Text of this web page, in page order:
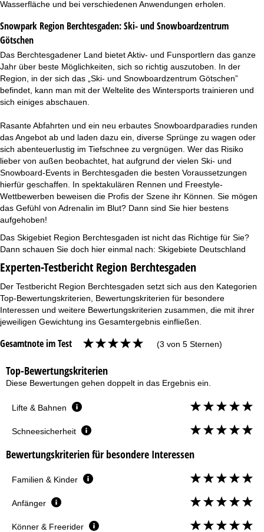
Wasserfläche und bei verschiedenen Anwendungen erholen.
Snowpark Region Berchtesgaden:Ski- und Snowboardzentrum
Götschen
Das Berchtesgadener Land bietet Aktiv- und Funsportlern das ganze
Jahr über beste Möglichkeiten, sich so richtig auszutoben. In der
Region, in der sich das „Ski- und Snowboardzentrum Götschen”
befindet, kann man mit der Weltelite des Wintersports trainieren und
sich einiges abschauen.
Rasante Abfahrten und ein neu erbautes Snowboardparadies runden
das Angebot ab und laden dazu ein, diverse Sprünge zu wagen oder
sich abenteuerlustig im Tiefschnee zu vergnügen. Wer das Risiko
lieber von außen beobachtet, hat aufgrund der vielen Ski- und
Snowboard-Events in Berchtesgaden die besten Voraussetzungen
hierfür geschaffen. In spektakulären Rennen und Freestyle-
Wettbewerben beweisen die Profis der Szene ihr Können. Sie mögen
das Gefühl von Adrenalin im Blut? Dann sind Sie hier bestens
aufgehoben!
Das Skigebiet Region Berchtesgaden ist nicht das Richtige für Sie?
Dann schauen Sie doch hier einmal nach: Skigebiete Deutschland
Experten-Testbericht Region Berchtesgaden
Der Testbericht Region Berchtesgaden setzt sich aus den Kategorien
Top-Bewertungskriterien, Bewertungskriterien für besondere
Interessen und weitere Bewertungskriterien zusammen, die mit ihrer
jeweiligen Gewichtung ins Gesamtergebnis einfließen.
Gesamtnote im Test (3 von 5 Sternen)
Top-Bewertungskriterien
Diese Bewertungen gehen doppelt in das Ergebnis ein.
Lifte & Bahnen
Schneesicherheit
Bewertungskriterien für besondere Interessen
Familien & Kinder
Anfänger
Könner & Freerider